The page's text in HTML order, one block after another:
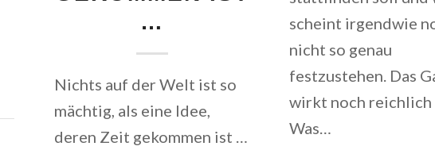
…
Nichts auf der Welt ist so
mächtig, als eine Idee,
deren Zeit gekommen ist …
scheint irgendwie
nicht so genau
festzustehen. Das
wirkt noch
Was…